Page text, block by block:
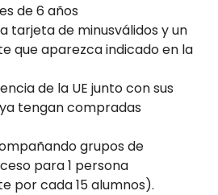
de 6 años
tarjeta de minusválidos y un
que aparezca indicado en la
de la UE junto con sus
tengan compradas
grupos de
para 1 persona
por cada 15 alumnos).